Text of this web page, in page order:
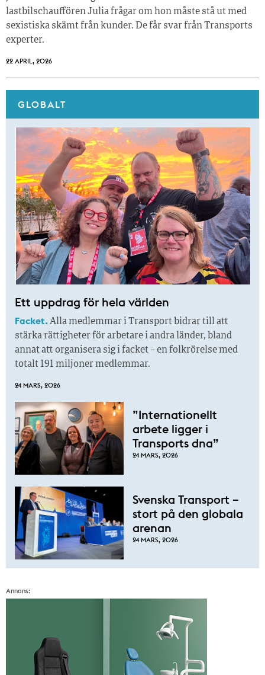
lastbilschauffören Julia frågar om hon måste stå ut med
sexistiska skämt från kunder. De får svar från Transports
experter.
22 APRIL, 2026
GLOBALT
Ett uppdrag för hela världen
Facket.Alla medlemmar i Transport bidrar till att
stärka rättigheter för arbetare i andra länder, bland
annat att organisera sig i facket – en folkrörelse med
totalt 191 miljoner medlemmar.
24 MARS, 2026
”Internationellt
arbete ligger i
Transports dna”
24 MARS, 2026
Svenska Transport –
stort på den globala
arenan
24 MARS, 2026
Annons: